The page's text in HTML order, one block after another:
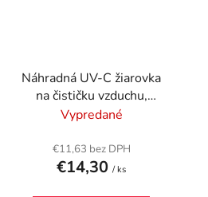
Náhradná UV-C žiarovka
na čističku vzduchu,
LEITZ "TruSens Z-
Vypredané
€11,63 bez DPH
€14,30 / ks